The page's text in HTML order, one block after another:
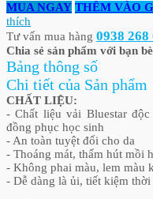
MUA NGAY THÊM VÀO
thích
Tư vấn mua hàng 0938 268
Chia sẻ sản phẩm với bạn
Bảng thông số
Chi tiết của Sản phẩm
CHẤT LIỆU:
- Chất liệu vải Bluestar
đồng phục học sinh
- An toàn tuyệt đối cho da
- Thoáng mát, thấm hút mồi
- Không phai màu, lem màu
- Dễ dàng là ủi, tiết kiệm thời